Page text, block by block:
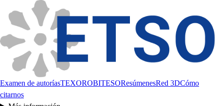
Examen de autoríasTEXOROBITESOResúmenesRed 3DCómo
citarnos